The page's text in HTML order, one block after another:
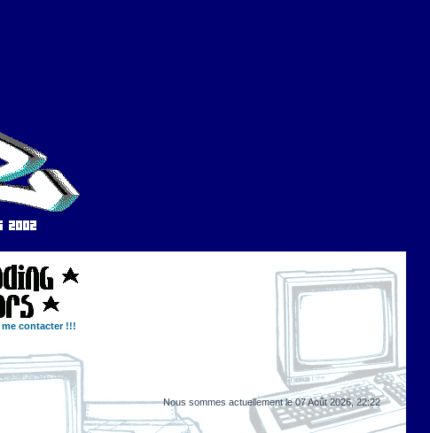
me contacter !!!
Nous sommes actuellement le 07 Août 2026, 22:22